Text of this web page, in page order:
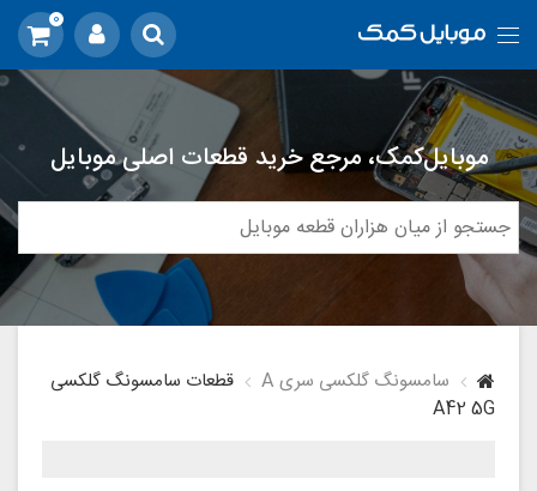
0
موبایل‌کمک، مرجع خرید قطعات اصلی موبایل
سامسونگ گلکسی سری A
قطعات سامسونگ گلکسی
A42 5G